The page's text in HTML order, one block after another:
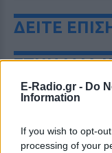
E-Radio.gr - Do
Information
If you wish to opt-
processing of your
ΔΕΙΤΕ
ΣΤΗΝ ΙΔΙΑ